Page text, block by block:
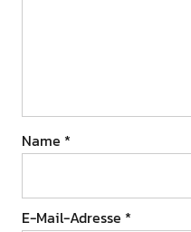
Name *
E-Mail-Adresse *